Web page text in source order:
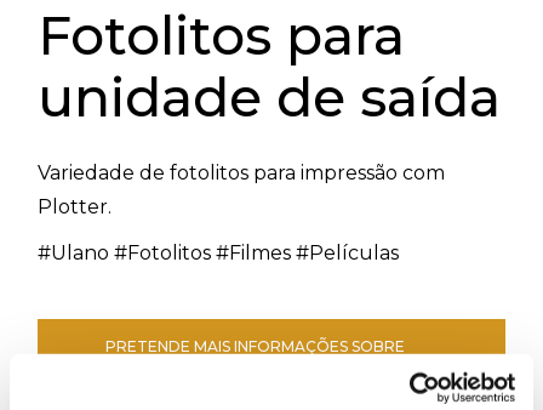
Fotolitos para
unidade de saída
Variedade de fotolitos para impressão com
Plotter.
#Ulano #Fotolitos #Filmes #Películas
PRETENDE MAIS INFORMAÇÕES SOBRE